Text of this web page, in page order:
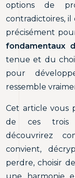
options de
contradictoires, il
précisément
fondamentaux
tenue et du
pour
ressemble
Cet article vous
de ces trois
découvrirez
convient,
perdre, choisir